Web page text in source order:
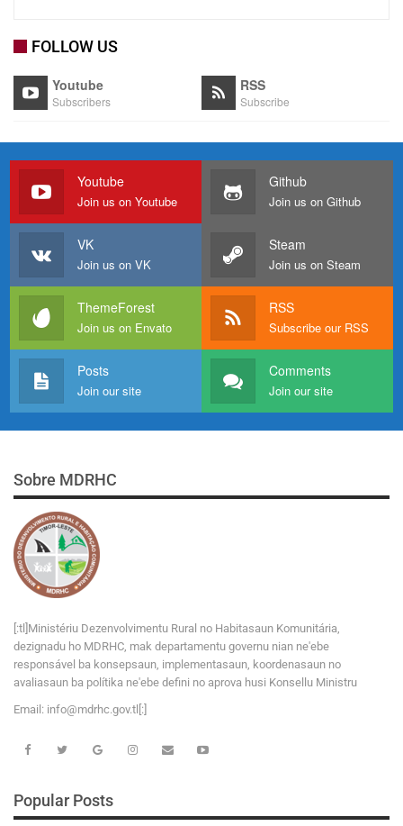
FOLLOW US
Youtube
Subscribers
RSS
Subscribe
Youtube
Join us on Youtube
Github
Join us on Github
VK
Join us on VK
Steam
Join us on Steam
ThemeForest
Join us on Envato
RSS
Subscribe our RSS
Posts
Join our site
Comments
Join our site
Sobre MDRHC
[:tl]Ministériu Dezenvolvimentu Rural no Habitasaun Komunitária,
dezignadu ho MDRHC, mak departamentu governu nian ne'ebe
responsável ba konsepsaun, implementasaun, koordenasaun no
avaliasaun ba polítika ne'ebe defini no aprova husi Konsellu Ministru
Email: info@md rhc.gov.tl[:]
Popular Posts